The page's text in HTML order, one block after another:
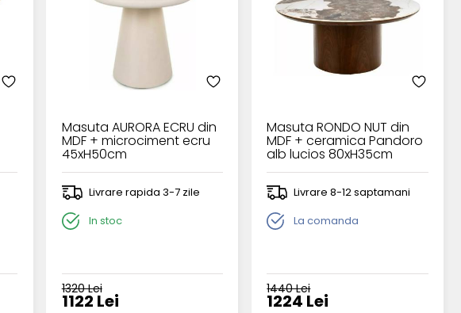
Masuta AURORA ECRU din
MDF + microciment ecru
45xH50cm
Livrare rapida 3-7 zile
In stoc
1320 Lei
1122 Lei
Masuta RONDO NUT din
MDF + ceramica Pandoro
alb lucios 80xH35cm
Livrare 8-12 saptamani
La comanda
1440 Lei
1224 Lei